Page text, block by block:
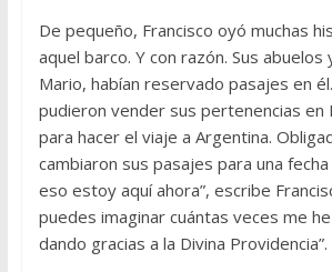
De pequeño, Francisco oyó muchas
aquel barco. Y con razón. Sus abuelos
Mario, habían reservado pasajes en
pudieron vender sus pertenencias en
para hacer el viaje a Argentina.
cambiaron sus pasajes para una
eso estoy aquí ahora”, escribe
puedes imaginar cuántas veces me
dando gracias a la Divina Providencia”.